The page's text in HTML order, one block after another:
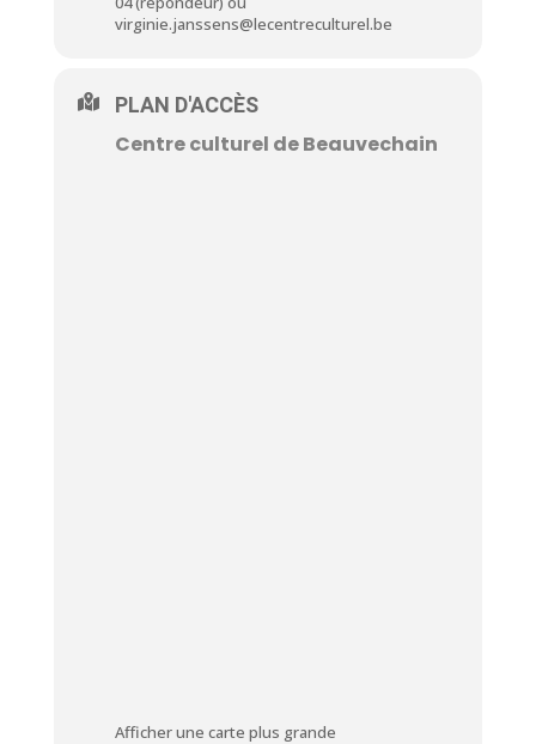
virginie.janssens@lecentreculturel.be
PLAN D'ACCÈS
Centre culturel de Beauvechain
Afficher une carte plus grande